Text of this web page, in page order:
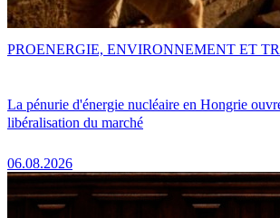
La pénurie d'énergie nucléaire en Hongrie
libéralisation du marché
06.08.2026
PROENERGIE, ENVIRONNEMENT ET